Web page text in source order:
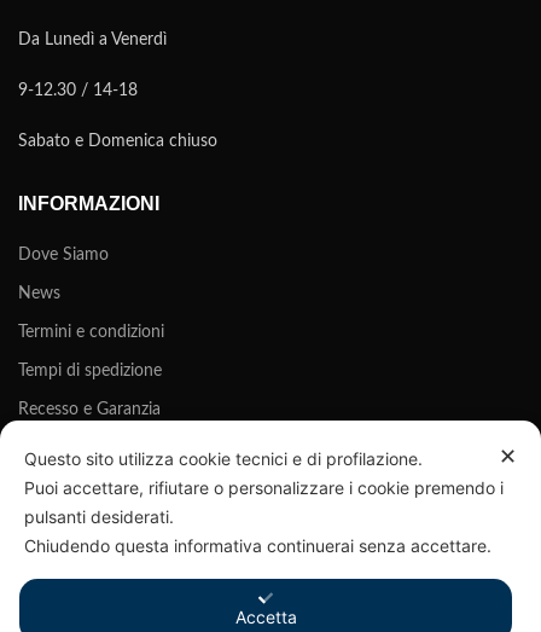
Da Lunedì a Venerdì
9-12.30 / 14-18
Sabato e Domenica chiuso
INFORMAZIONI
Dove Siamo
News
Termini e condizioni
Tempi di spedizione
Recesso e Garanzia
Privacy Policy
Cookie Policy
È UN MARCHIO REGISTRATO DI B280 SRLS - P.IVA 03916220985
✕
Questo sito utilizza cookie tecnici e di profilazione.
Puoi accettare, rifiutare o personalizzare i cookie premendo i
pulsanti desiderati.
Chiudendo questa informativa continuerai senza accettare.
Accetta